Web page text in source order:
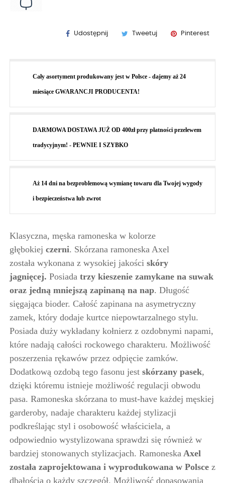
Udostępnij Tweetuj Pinterest
Cały asortyment produkowany jest w Polsce - dajemy aż 24
miesiące GWARANCJI PRODUCENTA!
DARMOWA DOSTAWA JUŻ OD 400zł przy płatności przelewem
tradycyjnym! - PEWNIE I SZYBKO
Aż 14 dni na bezproblemową wymianę towaru dla Twojej wygody
i bezpieczeństwa lub zwrot
Klasyczna, męska ramoneska w kolorze
głębokiej czerni. Skórzana ramoneska Axel
została wykonana z wysokiej jakości skóry
jagnięcej. Posiada trzy kieszenie zamykane na suwak
oraz jedną mniejszą zapinaną na nap. Długość
sięgająca bioder. Całość zapinana na asymetryczny
zamek, który dodaje kurtce niepowtarzalnego stylu.
Posiada duży wykładany kołnierz z ozdobnymi napami,
które nadają całości rockowego charakteru. Możliwość
poszerzenia rękawów przez odpięcie zamków.
Dodatkową ozdobą tego fasonu jest skórzany pasek,
dzięki któremu istnieje możliwość regulacji obwodu
pasa. Ramoneska skórzana to must-have każdej męskiej
garderoby, nadaje charakteru każdej stylizacji
podkreślając styl i osobowość właściciela, a
odpowiednio wystylizowana sprawdzi się również w
bardziej stonowanych stylizacjach. Ramoneska Axel
została zaprojektowana i wyprodukowana w Polsce z
dbałością o każdy szczegół. Możliwość dopasowania